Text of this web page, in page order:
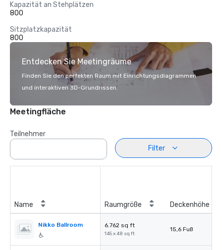
Kapazität an Stehplätzen
800
Sitzplatzkapazität
800
Entdecken Sie Meetingräume
Finden Sie den perfekten Raum mit Einrichtungsdiagrammen
und interaktiven 3D-Grundrissen.
Meetingfläche
Teilnehmer
Filter
Name Raumgröße Deckenhöhe
Nikko Ballroom 6.762 sq ft
145 x 48 sq ft
15,6 Fuß